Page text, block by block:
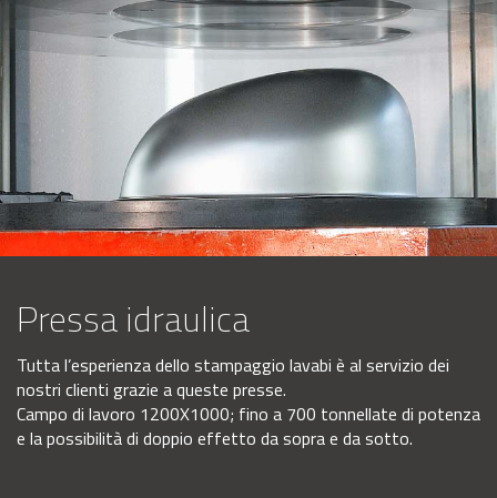
Pressa idraulica
Tutta l’esperienza dello stampaggio lavabi è al servizio dei
nostri clienti grazie a queste presse.
Campo di lavoro 1200X1000; fino a 700 tonnellate di potenza
e la possibilità di doppio effetto da sopra e da sotto.